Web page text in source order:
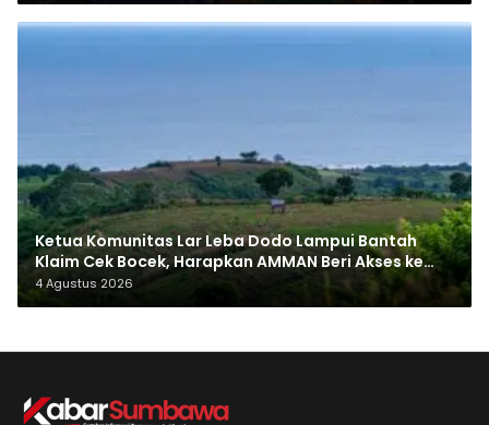
Ketua Komunitas Lar Leba Dodo Lampui Bantah
Klaim Cek Bocek, Harapkan AMMAN Beri Akses ke
Makam Leluhur
4 Agustus 2026